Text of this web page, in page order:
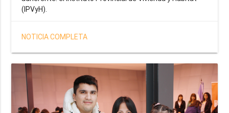
(IPVyH).
NOTICIA COMPLETA